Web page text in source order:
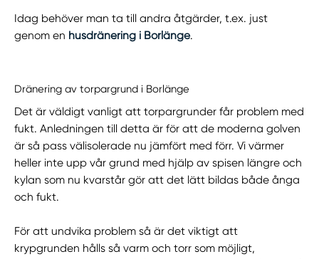
Idag behöver man ta till andra åtgärder, t.ex. just
genom en husdränering i Borlänge.
Dränering av torpargrund i Borlänge
Det är väldigt vanligt att torpargrunder får problem med
fukt. Anledningen till detta är för att de moderna golven
är så pass välisolerade nu jämfört med förr. Vi värmer
heller inte upp vår grund med hjälp av spisen längre och
kylan som nu kvarstår gör att det lätt bildas både ånga
och fukt.
För att undvika problem så är det viktigt att
krypgrunden hålls så varm och torr som möjligt,